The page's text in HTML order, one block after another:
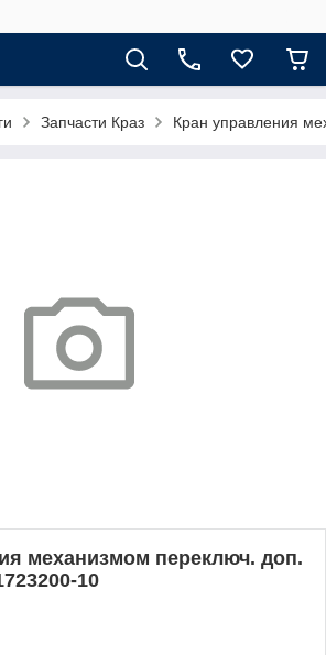
Запчасти Краз Кран управления
механизмом переключ. доп.
10